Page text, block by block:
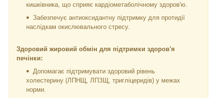
кишківника, що сприяє кардіометаболічному здоров'ю.
Забезпечує антиоксидантну підтримку для протидії
наслідкам окислювального стресу.
Здоровий жировий обмін для підтримки здоров'я
печінки:
Допомагає підтримувати здоровий рівень
холестерину (ЛПНЩ, ЛПЗЩ, тригліцеридів) у межах
норми.